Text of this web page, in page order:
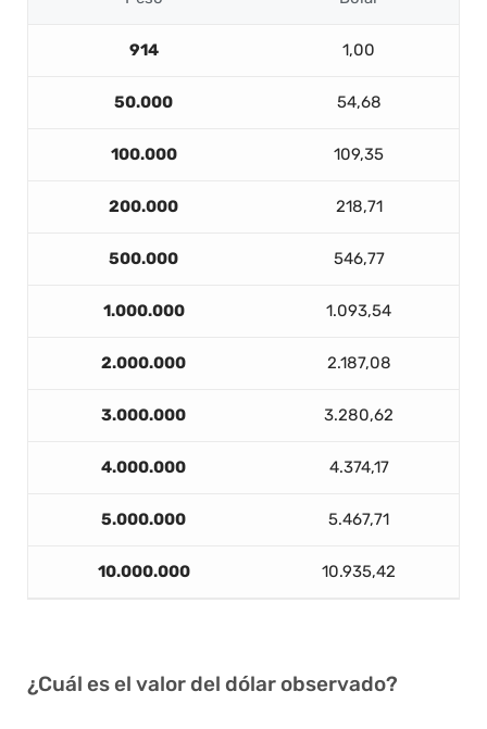
914 1,00
50.000 54,68
100.000 109,35
200.000 218,71
500.000 546,77
1.000.000 1.093,54
2.000.000 2.187,08
3.000.000 3.280,62
4.000.000 4.374,17
5.000.000 5.467,71
10.000.000 10.935,42
¿Cuál es el valor del dólar observado?